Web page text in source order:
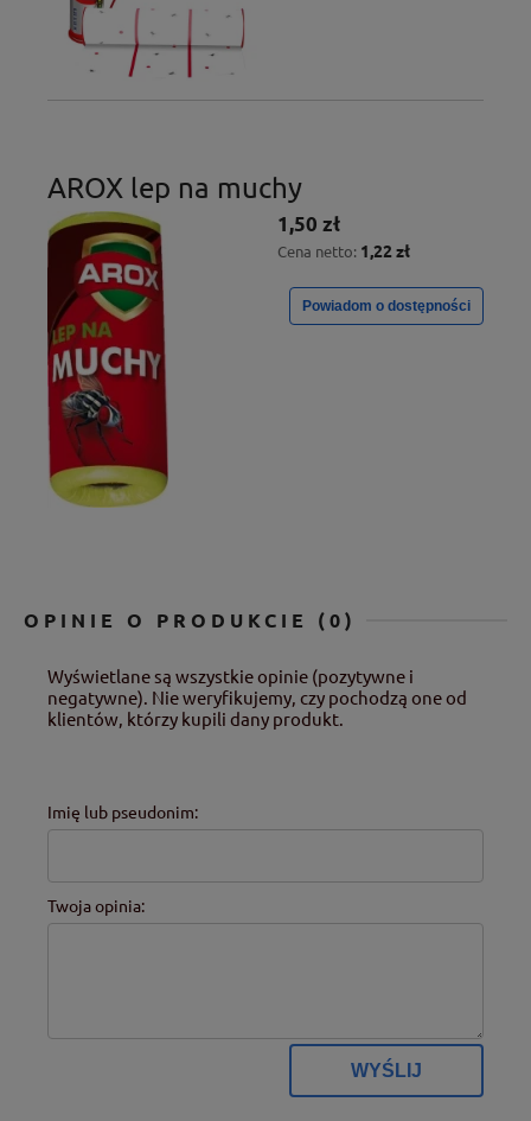
AROX lep na muchy
1,50 zł
Cena netto: 1,22 zł
Powiadom o dostępności
OPINIE O PRODUKCIE (0)
Wyświetlane są wszystkie opinie (pozytywne i
negatywne). Nie weryfikujemy, czy pochodzą one od
klientów, którzy kupili dany produkt.
Imię lub pseudonim:
Twoja opinia:
WYŚLIJ